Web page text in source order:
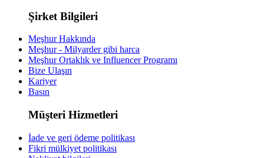
Şirket Bilgileri
Meşhur Hakkında
Meşhur - Milyarder gibi harca
Meşhur Ortaklık ve Influencer Programı
Bize Ulaşın
Kariyer
Basın
Müşteri Hizmetleri
İade ve geri ödeme politikası
Fikri mülkiyet politikası